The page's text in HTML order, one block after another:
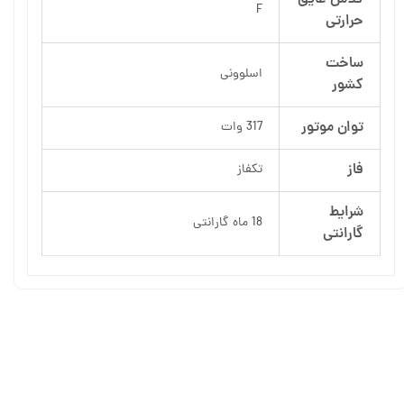
حرارتی
F
ساخت
کشور
اسلوونی
توان موتور 317 وات
فاز تکفاز
شرایط
گارانتی
18 ماه گارانتی